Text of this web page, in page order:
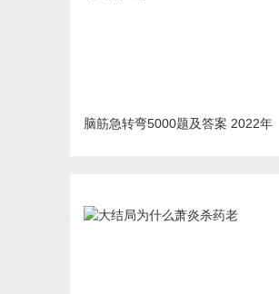
脑筋急转弯5000题及答案 2022年